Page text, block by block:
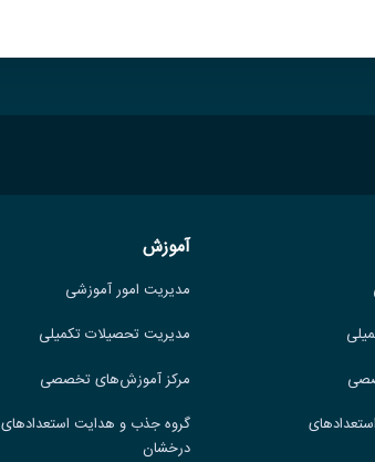
آموزش
مدیریت امور آموزشی
مدیریت تحصیلات تکمیلی
مرکز آموزش‌های تخصصی
گروه جذب و هدایت استعدادهای
درخشان